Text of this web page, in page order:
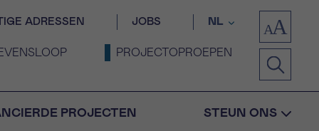
ADRESSEN JOBS NL
PROJECTOPROEPEN
PROJECTEN STEUN ONS